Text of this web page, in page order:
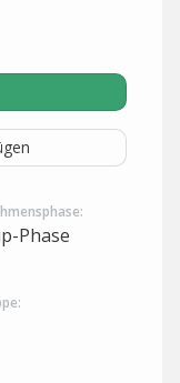
Phase